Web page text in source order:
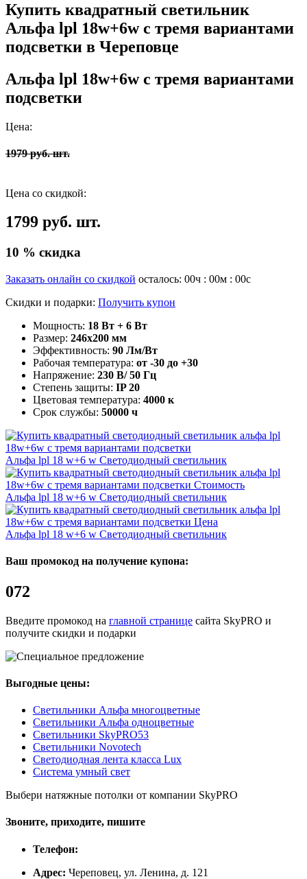
Купить квадратный светильник
Альфа lpl 18w+6w с тремя вариантами
подсветки в Череповце
Альфа lpl 18w+6w с тремя вариантами
подсветки
Цена:
1979 руб. шт.
Цена со скидкой:
1799 руб. шт.
10 % скидка
Заказать онлайн со скидкой осталось: 00ч : 00м : 00с
Скидки и подарки: Получить купон
Мощность: 18 Вт + 6 Вт
Размер: 246x200 мм
Эффективность: 90 Лм/Вт
Рабочая температура: от -30 до +30
Напряжение: 230 В/ 50 Гц
Степень защиты: IP 20
Цветовая температура: 4000 к
Срок службы: 50000 ч
Альфа lpl 18 w+6 w Светодиодный светильник
Альфа lpl 18 w+6 w Светодиодный светильник
Альфа lpl 18 w+6 w Светодиодный светильник
Ваш промокод на получение купона:
072
Введите промокод на главной странице сайта SkyPRO и
получите скидки и подарки
Выгодные цены:
Светильники Альфа многоцветные
Светильники Альфа одноцветные
Светильники SkyPRO53
Светильники Novotech
Светодиодная лента класса Lux
Система умный свет
Выбери натяжные потолки от компании SkyPRO
Звоните, приходите, пишите
Телефон:
Адрес: Череповец, ул. Ленина, д. 121